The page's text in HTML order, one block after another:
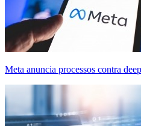
Meta anuncia processos contra